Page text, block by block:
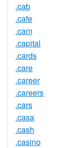
.cab
.cafe
.cam
.capital
.cards
.care
.career
.careers
.cars
.casa
.cash
.casino